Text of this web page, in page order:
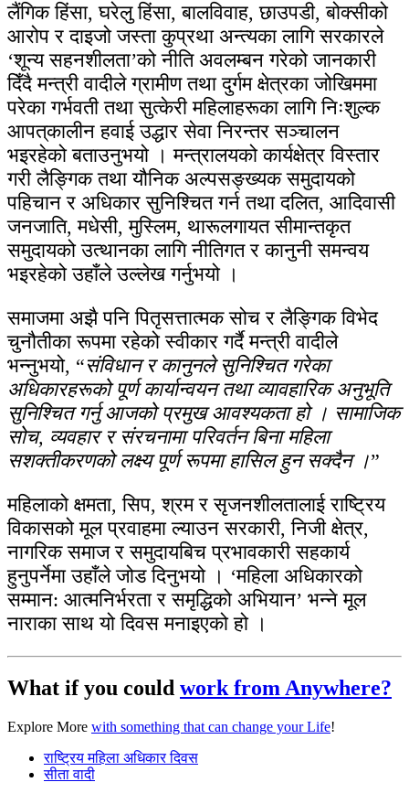
लैंगिक हिंसा, घरेलु हिंसा, बालविवाह, छाउपडी, बोक्सीको
आरोप र दाइजो जस्ता कुप्रथा अन्त्यका लागि सरकारले
‘शून्य सहनशीलता’को नीति अवलम्बन गरेको जानकारी
दिँदै मन्त्री वादीले ग्रामीण तथा दुर्गम क्षेत्रका जोखिममा
परेका गर्भवती तथा सुत्केरी महिलाहरूका लागि निःशुल्क
आपत्‌कालीन हवाई उद्धार सेवा निरन्तर सञ्चालन
भइरहेको बताउनुभयो । मन्त्रालयको कार्यक्षेत्र विस्तार
गरी लैङ्गिक तथा यौनिक अल्पसङ्ख्यक समुदायको
पहिचान र अधिकार सुनिश्चित गर्न तथा दलित, आदिवासी
जनजाति, मधेसी, मुस्लिम, थारूलगायत सीमान्तकृत
समुदायको उत्थानका लागि नीतिगत र कानुनी समन्वय
भइरहेको उहाँले उल्लेख गर्नुभयो ।
समाजमा अझै पनि पितृसत्तात्मक सोच र लैङ्गिक विभेद
चुनौतीका रूपमा रहेको स्वीकार गर्दै मन्त्री वादीले
भन्नुभयो, “संविधान र कानुनले सुनिश्चित गरेका
अधिकारहरूको पूर्ण कार्यान्वयन तथा व्यावहारिक अनुभूति
सुनिश्चित गर्नु आजको प्रमुख आवश्यकता हो । सामाजिक
सोच, व्यवहार र संरचनामा परिवर्तन बिना महिला
सशक्तीकरणको लक्ष्य पूर्ण रूपमा हासिल हुन सक्दैन ।”
महिलाको क्षमता, सिप, श्रम र सृजनशीलतालाई राष्ट्रिय
विकासको मूल प्रवाहमा ल्याउन सरकारी, निजी क्षेत्र,
नागरिक समाज र समुदायबिच प्रभावकारी सहकार्य
हुनुपर्नेमा उहाँले जोड दिनुभयो । ‘महिला अधिकारको
सम्मान: आत्मनिर्भरता र समृद्धिको अभियान’ भन्ने मूल
नाराका साथ यो दिवस मनाइएको हो ।
What if you could work from Anywhere?
Explore More with something that can change your Life!
राष्ट्रिय महिला अधिकार दिवस
सीता वादी